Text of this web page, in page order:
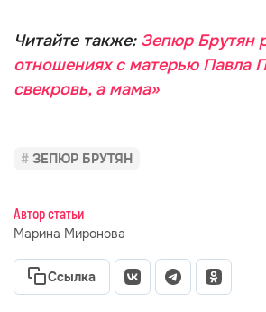
Читайте также: Зепюр Брутян
отношениях с матерью Павла
свекровь, а мама»
ЗЕПЮР БРУТЯН
Автор статьи
Марина Миронова
Ссылка